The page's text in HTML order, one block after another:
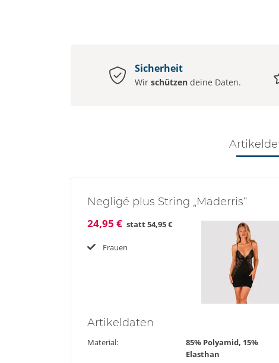
Sicherheit
Wir schützen deine Daten.
Negligé plus String „Maderris“
24,95 € statt54,95 €
Frauen
Artikeldaten
Material:
85% Polyamid, 15%
Elasthan